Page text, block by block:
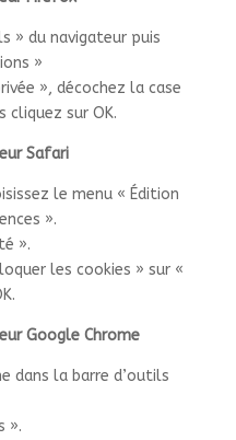
» du navigateur puis
»
», décochez la case
cliquez sur OK.
Safari
le menu « Édition
».
».
les cookies » sur «
Google Chrome
dans la barre d’outils
».